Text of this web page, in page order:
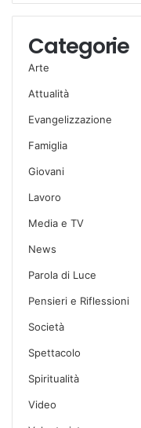
Categorie
Arte
Attualità
Evangelizzazione
Famiglia
Giovani
Lavoro
Media e TV
News
Parola di Luce
Pensieri e Riflessioni
Società
Spettacolo
Spiritualità
Video